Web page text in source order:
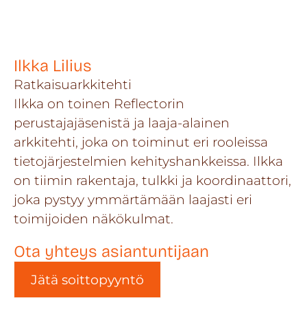
Ilkka Lilius
Ratkaisuarkkitehti
Ilkka on toinen Reflectorin
perustajajäsenistä ja laaja-alainen
arkkitehti, joka on toiminut eri rooleissa
tietojärjestelmien kehityshankkeissa. Ilkka
on tiimin rakentaja, tulkki ja koordinaattori,
joka pystyy ymmärtämään laajasti eri
toimijoiden näkökulmat.
Ota yhteys asiantuntijaan
Jätä soittopyyntö